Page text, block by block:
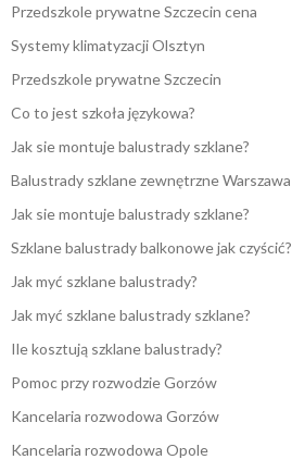
Przedszkole prywatne Szczecin cena
Systemy klimatyzacji Olsztyn
Przedszkole prywatne Szczecin
Co to jest szkoła językowa?
Jak sie montuje balustrady szklane?
Balustrady szklane zewnętrzne Warszawa
Jak sie montuje balustrady szklane?
Szklane balustrady balkonowe jak czyścić?
Jak myć szklane balustrady?
Jak myć szklane balustrady szklane?
Ile kosztują szklane balustrady?
Pomoc przy rozwodzie Gorzów
Kancelaria rozwodowa Gorzów
Kancelaria rozwodowa Opole